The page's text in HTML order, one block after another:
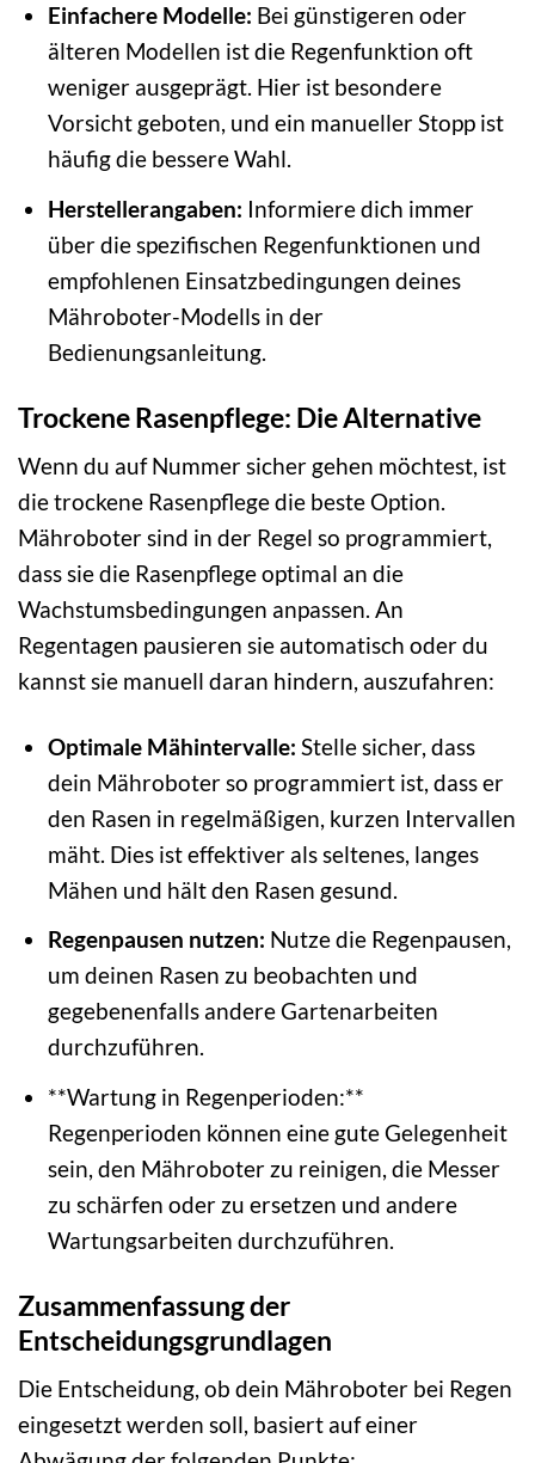
Einfachere Modelle: Bei günstigeren oder
älteren Modellen ist die Regenfunktion oft
weniger ausgeprägt. Hier ist besondere
Vorsicht geboten, und ein manueller Stopp ist
häufig die bessere Wahl.
Herstellerangaben: Informiere dich immer
über die spezifischen Regenfunktionen und
empfohlenen Einsatzbedingungen deines
Mähroboter-Modells in der
Bedienungsanleitung.
Trockene Rasenpflege: Die Alternative
Wenn du auf Nummer sicher gehen möchtest, ist
die trockene Rasenpflege die beste Option.
Mähroboter sind in der Regel so programmiert,
dass sie die Rasenpflege optimal an die
Wachstumsbedingungen anpassen. An
Regentagen pausieren sie automatisch oder du
kannst sie manuell daran hindern, auszufahren:
Optimale Mähintervalle: Stelle sicher, dass
dein Mähroboter so programmiert ist, dass er
den Rasen in regelmäßigen, kurzen Intervallen
mäht. Dies ist effektiver als seltenes, langes
Mähen und hält den Rasen gesund.
Regenpausen nutzen: Nutze die Regenpausen,
um deinen Rasen zu beobachten und
gegebenenfalls andere Gartenarbeiten
durchzuführen.
**Wartung in Regenperioden:**
Regenperioden können eine gute Gelegenheit
sein, den Mähroboter zu reinigen, die Messer
zu schärfen oder zu ersetzen und andere
Wartungsarbeiten durchzuführen.
Zusammenfassung der
Entscheidungsgrundlagen
Die Entscheidung, ob dein Mähroboter bei Regen
eingesetzt werden soll, basiert auf einer